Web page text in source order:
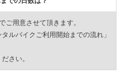
ご用意させて頂きます。
ルバイクご利用開始までの流れ」
さい。